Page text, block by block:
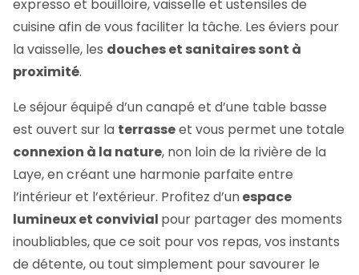
expresso et bouilloire, vaisselle et ustensiles de
cuisine afin de vous faciliter la tâche. Les éviers pour
la vaisselle, les douches et sanitaires sont à
proximité.
Le séjour équipé d’un canapé et d’une table basse
est ouvert sur la terrasseet vous permet une totale
connexion à la nature, non loin de la rivière de la
Laye, en créant une harmonie parfaite entre
l’intérieur et l’extérieur. Profitez d’unespace
lumineux et convivial pour partager des moments
inoubliables, que ce soit pour vos repas, vos instants
de détente, ou tout simplement pour savourer le